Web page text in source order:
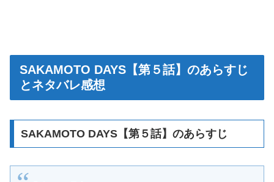
SAKAMOTO DAYS【第５話】のあらすじ
とネタバレ感想
SAKAMOTO DAYS【第５話】のあらすじ